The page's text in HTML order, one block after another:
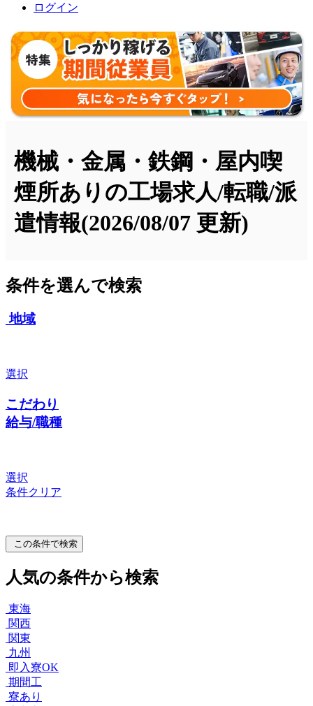
ログイン
機械・金属・鉄鋼・屋内喫
煙所ありの工場求人/転職/派
遣情報(2026/08/07 更新)
条件を選んで検索
地域
選択
こだわり
給与/職種
選択
条件クリア
この条件で検索
人気の条件から検索
東海
関西
関東
九州
即入寮OK
期間工
寮あり